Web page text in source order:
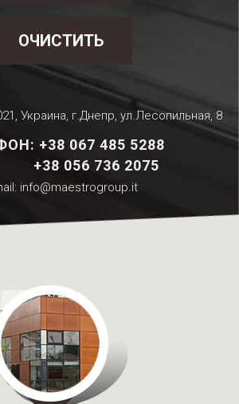
ОЧИСТИТЬ
Украина, г.Днепр, ул.Лесопильная, 8
+38 067 485 5288
+38 056 736 2075
info@maestrogroup.it